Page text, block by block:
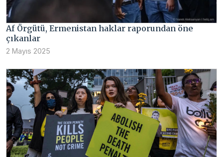
Af Örgütü, Ermenistan haklar raporundan öne
çıkanlar
2 Mayıs 2025